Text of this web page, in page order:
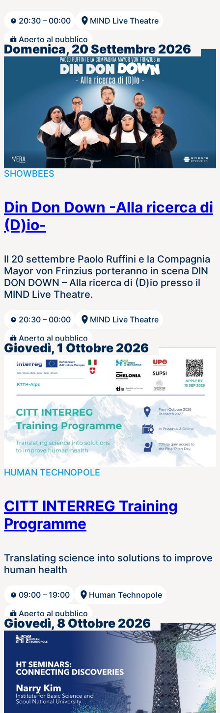
20:30 – 00:00
MIND Live Theatre
Aperto al pubblico
Domenica, 20 Settembre 2026
SHOWBEES
Din Don Down -Alla ricerca di
(D)io-
Il 20 settembre Paolo Ruffini e la Compagnia
Mayor von Frinzius porteranno in scena DIN
DON DOWN – Alla ricerca di (D)io presso il
MIND Live Theatre.
20:30 – 00:00
MIND Live Theatre
Aperto al pubblico
Giovedì, 1 Ottobre 2026
HUMAN TECHNOPOLE
CITT INTERREG Training
Programme
Translating science into solutions to improve
human health
09:00 – 19:00
Human Technopole
Aperto al pubblico
Giovedì, 8 Ottobre 2026